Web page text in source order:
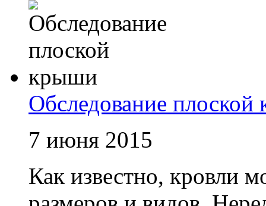
Обследование
7 июня 2015
Как известно, кровли